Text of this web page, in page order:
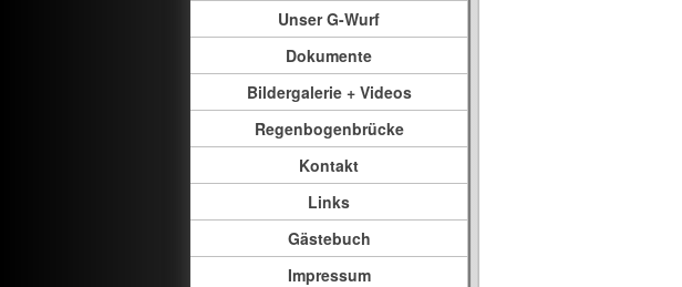
Unser G-Wurf
Dokumente
Bildergalerie + Videos
Regenbogenbrücke
Kontakt
Links
Gästebuch
Impressum